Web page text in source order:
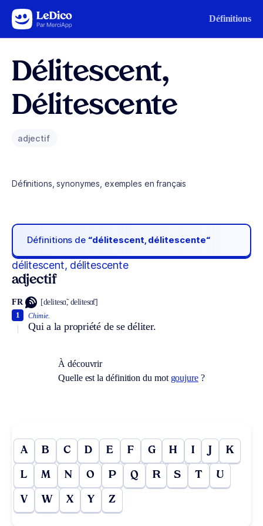
Aller au contenu Définitions
Délitescent,
Délitescente
adjectif
Définitions, synonymes, exemples en français
Définitions de “délitescent, délitescente“
délitescent, délitescente
adjectif
FR [delitesɑ̃, delitesɑ̃t]
Chimie.
Qui a la propriété de se déliter.
1
À découvrir
Quelle est la définition du mot goujure ?
A B C D E F G H I J K
L M N O P Q R S T U
V W X Y Z